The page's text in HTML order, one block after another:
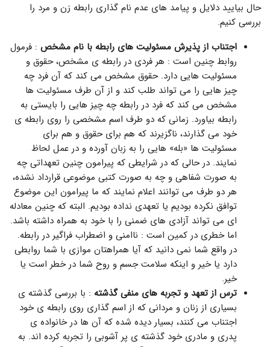
حال بیایید دلایل و پیامد های عدم نام گذاری رابطه زن و مرد را
بررسی کنیم.
اجتناب از پذیرش مسئولیت های رابطه با نام مشخص : فرمول
روابط چنین است : هر فردی در رابطه ی مشخص، حقوق و
مسئولیت هایی دارد. حقوق مشخص می کند که آن فرد چه
چیز هایی را می تواند طلب کند و از آن طرف مسئولیت ها
مشخص می کند که فرد در رابطه چه چیز هایی را بایستی به
رابطه بیاورد. زمانی که دو طرف اسم مشخصی را روی رابطه ی
خود می گذارند، ناگزیرند که هم برای حقوق و هم برای
مسئولیت ها «بله» هایی را به زبان آورده و در عمل لحاظ
نمایند. در حالی که در شرایطی که پیرامون چنین تعهداتی چه
به صورت شفاهی و چه به صورت کتبی موضوعی قرارداد نشده،
هر دو طرف می توانند اعلام نمایند که ما پیرامون این موضوع
توافق نکرده بودیم یا تعهدی نداده بودیم. البته که چنین معادله
ای می تواند آزادی های ضمنی را با خود به همراه داشته باشد.
اما خطری در کمین است : ناامنی و اضطراب فراگیر در رابطه.
در واقع شما نمی دانید که آیا همراهتان موازی با شما روابطی
دارد یا خیر و اینکه سلامت جسم و روح شما در خطر است یا
خیر.
ترس از تعهد و تجربه های منفی گذشته : با بررسی گذشته ی
بسیاری از زنان و مردانی که از اسم گذاری روی رابطه ی خود
اجتناب می کنند، بسیار دیده شده که آن ها در خانواده ی
پدری و مادری خود گذشته ی پر آشوبی را تجربه کرده اند. به